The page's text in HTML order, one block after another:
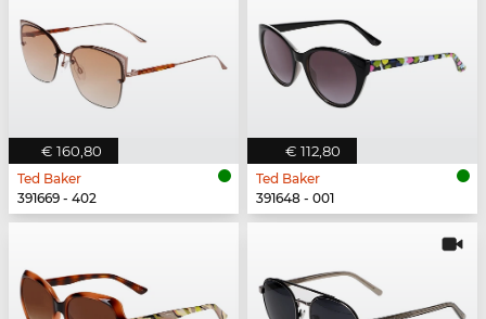
€ 160,80
Ted Baker
391669 - 402
€ 112,80
Ted Baker
391648 - 001